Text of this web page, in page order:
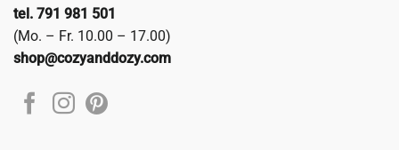
tel. 791 981 501
(Mo. – Fr. 10.00 – 17.00)
shop@cozyanddozy.com